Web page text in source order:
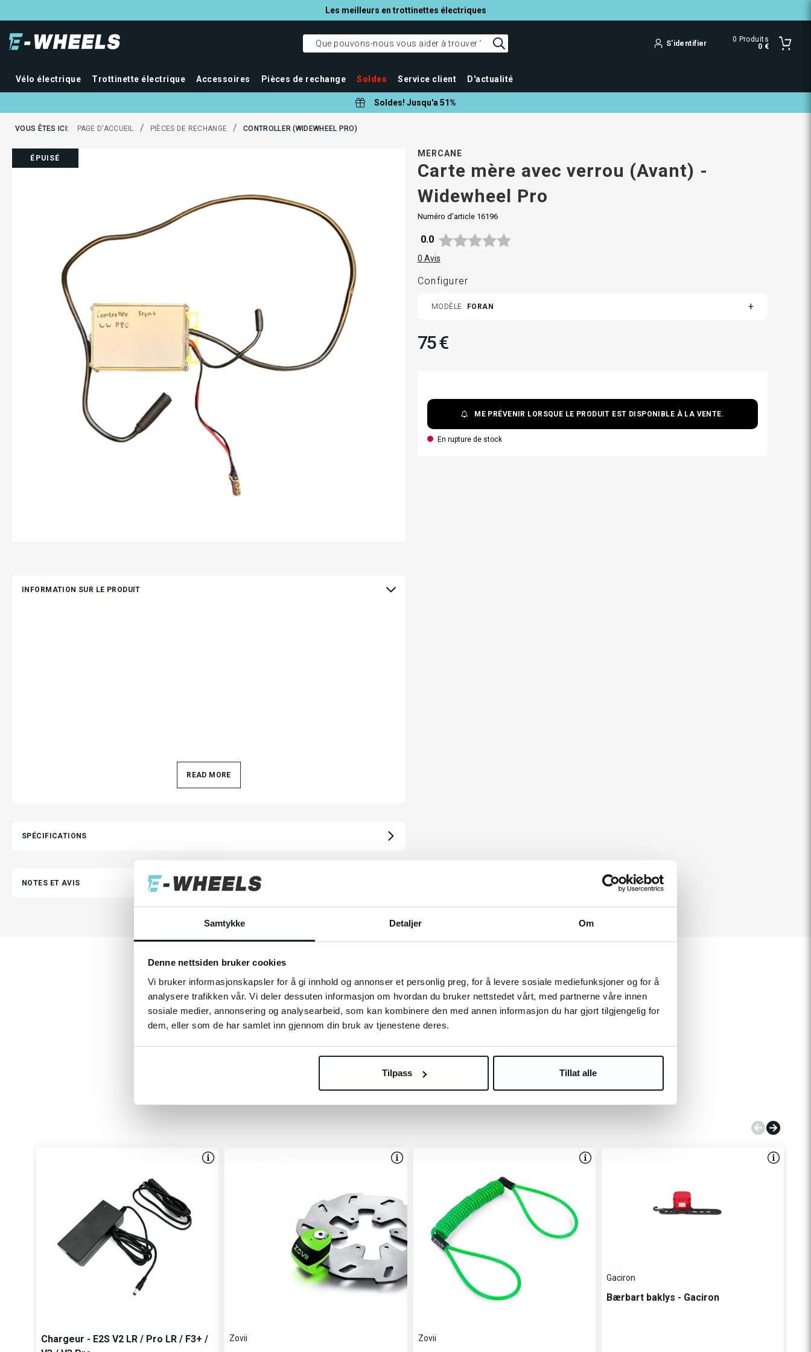
Samtykke Detaljer Om
Denne nettsiden bruker cookies
Vi bruker informasjonskapsler for å gi innhold og annonser et personlig preg, for å levere sosiale mediefunksjoner og for å
analysere trafikken vår. Vi deler dessuten informasjon om hvordan du bruker nettstedet vårt, med partnerne våre innen
sosiale medier, annonsering og analysearbeid, som kan kombinere den med annen informasjon du har gjort tilgjengelig for
dem, eller som de har samlet inn gjennom din bruk av tjenestene deres.
Tilpass Tillat alle
Les meilleurs en trottinettes électriques
S'identifier 0 Produits
0 €
Vélo électrique Trottinette électrique Accessoires Pièces de rechange Soldes Service client D'actualité
Soldes! Jusqu'a 51%
VOUS ÊTES ICI: PAGE D'ACCUEIL / PIÈCES DE RECHANGE / CONTROLLER (WIDEWHEEL PRO)
ÉPUISÉ
INFORMATION SUR LE PRODUIT
READ MORE
SPÉCIFICATIONS
NOTES ET AVIS
MERCANE
Carte mère avec verrou (Avant) -
Widewheel Pro
Numéro d'article 16196
Note moyenne:
0.0
0 Avis
Configurer
MODÈLE FORAN
75 €
ME PRÉVENIR LORSQUE LE PRODUIT EST DISPONIBLE À LA VENTE.
En rupture de stock
Les autres clients ont aussi acheté
D'autres ont également acheté
Chargeur - E2S V2 LR / Pro LR / F3+ /
Zovii Zovii
Gaciron
Bærbart baklys - Gaciron